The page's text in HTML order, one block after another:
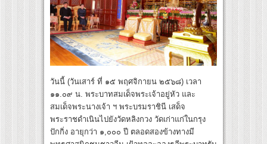
วันนี้ (วันเสาร์ ที่ ๑๕ พฤศจิกายน ๒๕๖๘) เวลา
๑๑.๐๙ น. พระบาทสมเด็จพระเจ้าอยู่หัว และ
สมเด็จพระนางเจ้า ฯ พระบรมราชินี เสด็จ
พระราชดำเนินไปยังวัดหลิงกวง วัดเก่าแก่ในกรุง
ปักกิ่ง อายุกว่า ๑,๐๐๐ ปี ตลอดสองข้างทางมี